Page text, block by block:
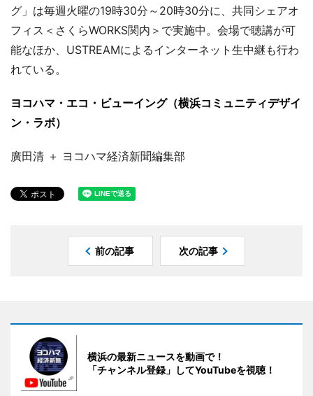
グ」は毎週火曜の19時30分～20時30分に、共同シェアオ
フィス＜さくらWORKS関内＞で実施中。会場で聴講が可
能なほか、USTREAMによるインターネット生中継も行わ
れている。
ヨコハマ・エコ・ビューイング（横浜コミュニティデザイ
ン・ラボ）
廣田清 ＋ ヨコハマ経済新聞編集部
前の記事 次の記事
横浜の最新ニュースを動画で！
「チャンネル登録」してYouTubeを視聴！